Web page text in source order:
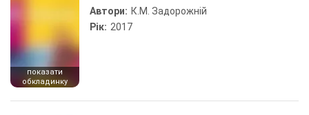
показати
обкладинку
Автори: К.М. Задорожній
Рік: 2017